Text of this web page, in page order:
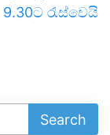
9.30ට රැස්වෙයි